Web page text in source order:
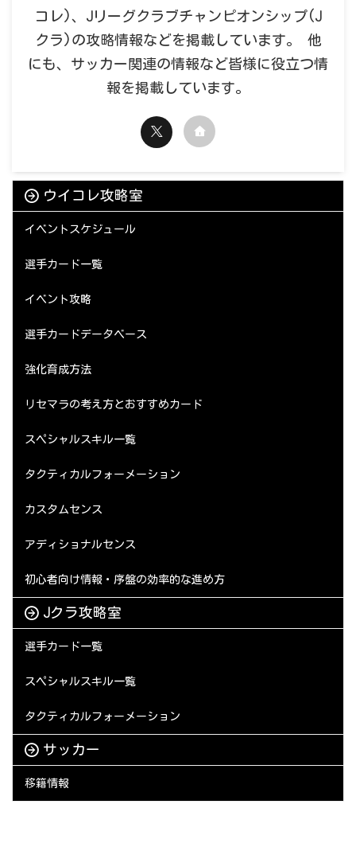
コレ)、Jリーグクラブチャンピオンシップ(J
クラ)の攻略情報などを掲載しています。 他
にも、サッカー関連の情報など皆様に役立つ情
報を掲載しています。
ウイコレ攻略室
イベントスケジュール
選手カード一覧
イベント攻略
選手カードデータベース
強化育成方法
リセマラの考え方とおすすめカード
スペシャルスキル一覧
タクティカルフォーメーション
カスタムセンス
アディショナルセンス
初心者向け情報・序盤の効率的な進め方
Jクラ攻略室
選手カード一覧
スペシャルスキル一覧
タクティカルフォーメーション
サッカー
移籍情報